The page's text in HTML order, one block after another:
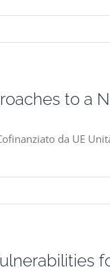
to a
da UE